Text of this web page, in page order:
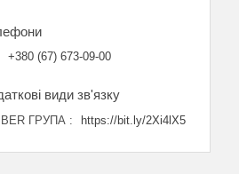
+380 (67) 673-09-00
ГРУПА https://bit.ly/2Xi4lX5